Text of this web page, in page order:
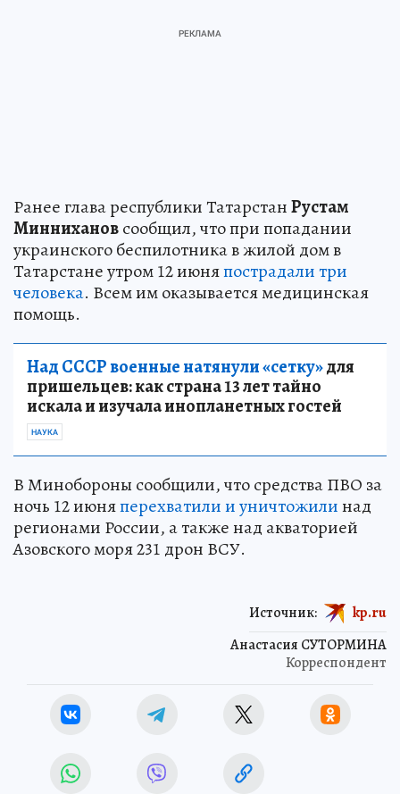
Ранее глава республики ТатарстанРустам
Миннихановсообщил, что при попадании
украинского беспилотника в жилой дом в
Татарстане утром 12 июняпострадали три
человека. Всем им оказывается медицинская
помощь.
Над СССР военные натянули «сетку»для
пришельцев: как страна 13 лет тайно
искала и изучала инопланетных гостей
НАУКА
В Минобороны сообщили, что средства ПВО за
ночь 12 июняперехватили и уничтожилинад
регионами России, а также над акваторией
Азовского моря 231 дрон ВСУ.
Анастасия СУТОРМИНА
Корреспондент
Источник: kp.ru